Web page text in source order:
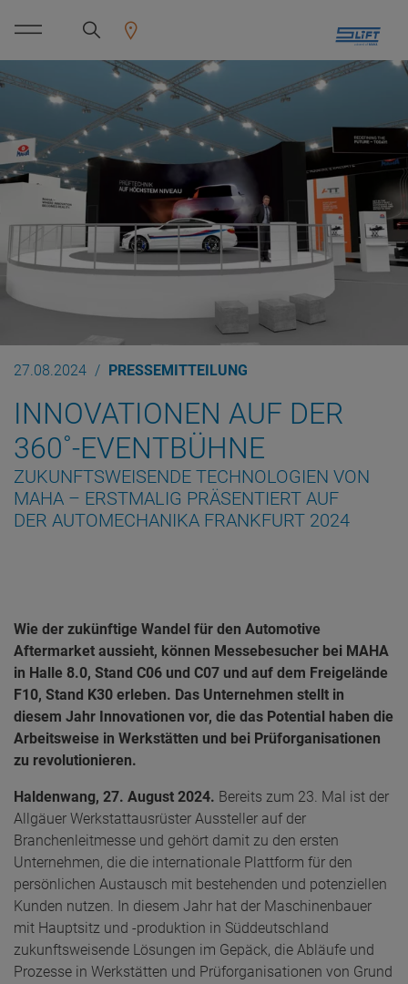
27.08.2024 PRESSEMITTEILUNG
INNOVATIONEN AUF DER
360˚-EVENTBÜHNE
ZUKUNFTSWEISENDE TECHNOLOGIEN VON
MAHA – ERSTMALIG PRÄSENTIERT AUF
DER AUTOMECHANIKA FRANKFURT 2024
Wie der zukünftige Wandel für den Automotive
Aftermarket aussieht, können Messebesucher bei MAHA
in Halle 8.0, Stand C06 und C07 und auf dem Freigelände
F10, Stand K30 erleben. Das Unternehmen stellt in
diesem Jahr Innovationen vor, die das Potential haben die
Arbeitsweise in Werkstätten und bei Prüforganisationen
zu revolutionieren.
Haldenwang, 27. August 2024. Bereits zum 23. Mal ist der
Allgäuer Werkstattausrüster Aussteller auf der
Branchenleitmesse und gehört damit zu den ersten
Unternehmen, die die internationale Plattform für den
persönlichen Austausch mit bestehenden und potenziellen
Kunden nutzen. In diesem Jahr hat der Maschinenbauer
mit Hauptsitz und -produktion in Süddeutschland
zukunftsweisende Lösungen im Gepäck, die Abläufe und
Prozesse in Werkstätten und Prüforganisationen von Grund